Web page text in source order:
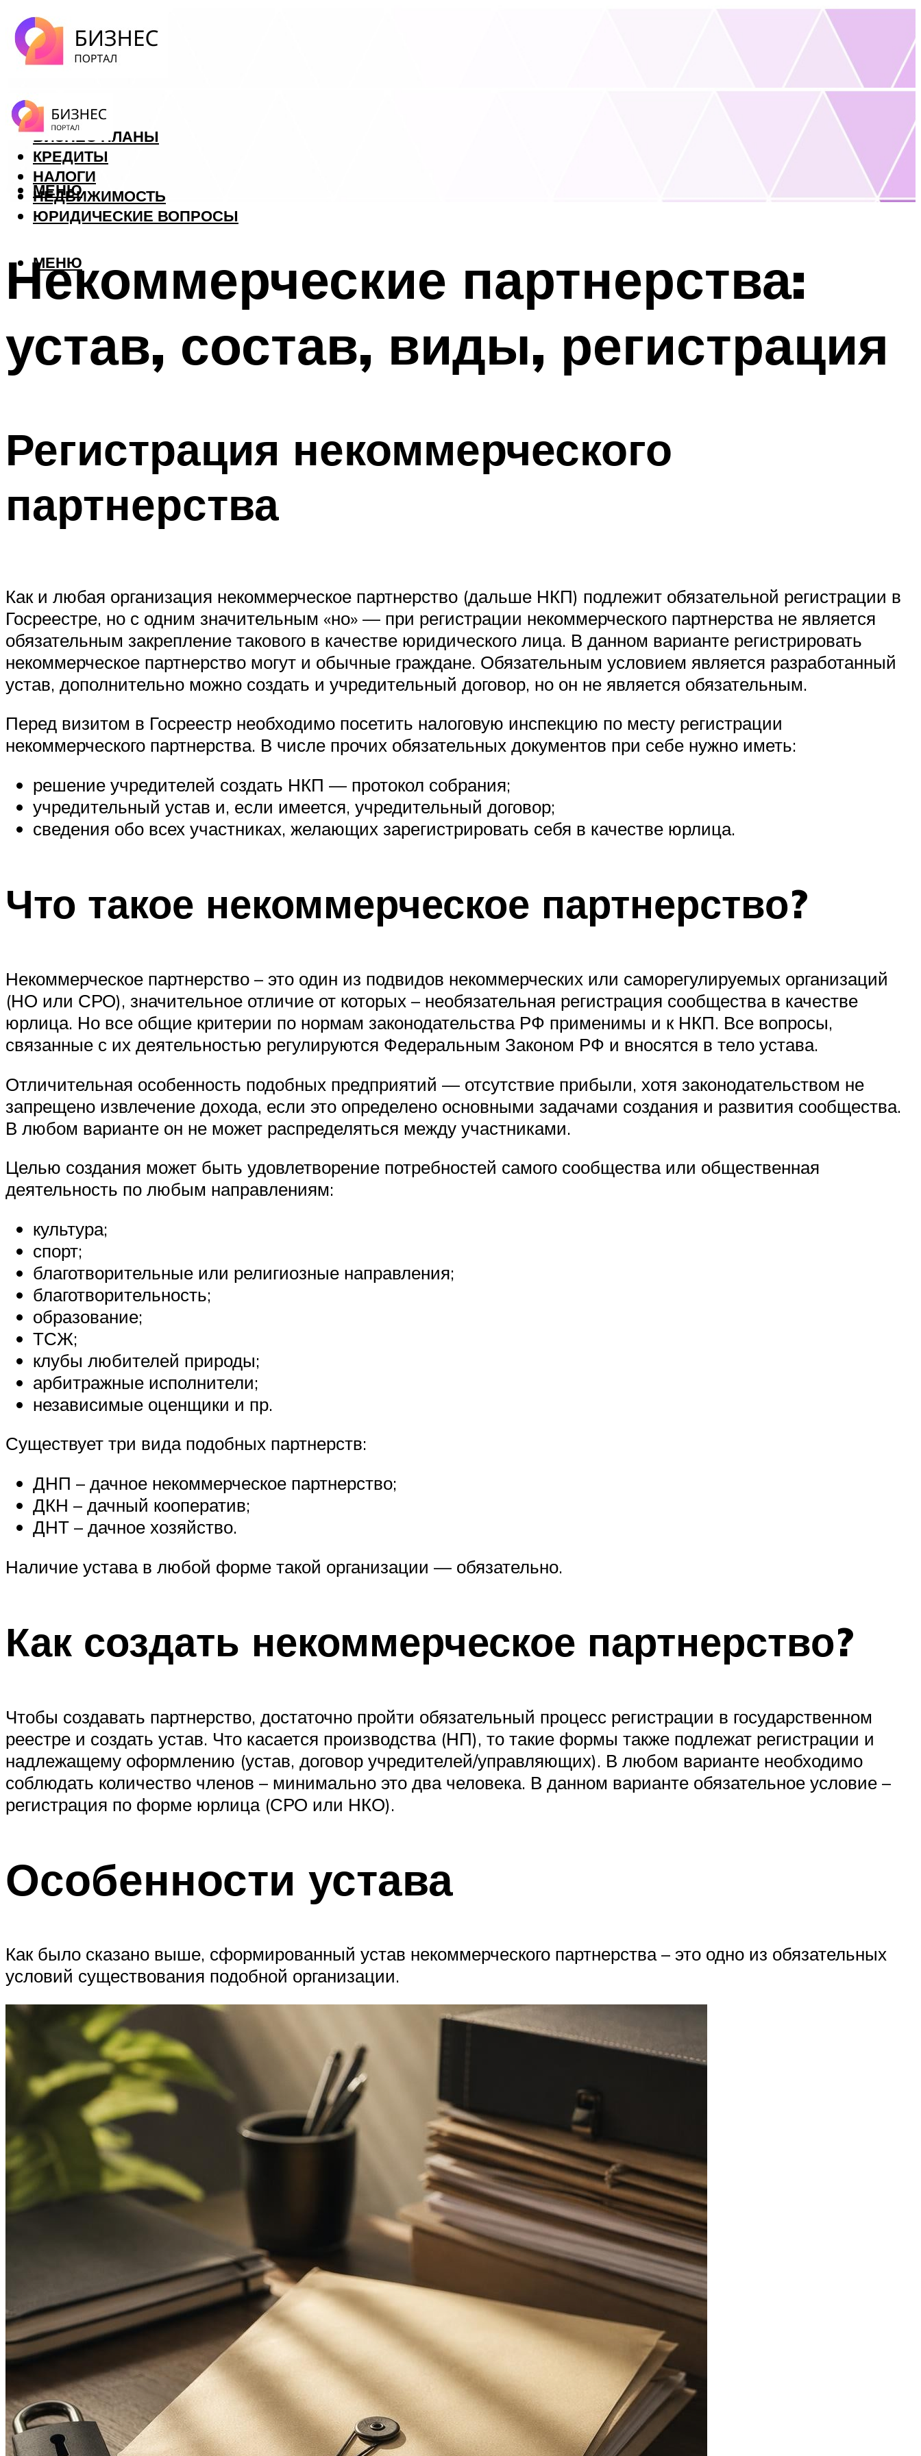
ФОРЕКС
БИЗНЕС ПЛАНЫ
КРЕДИТЫ
НАЛОГИ
НЕДВИЖИМОСТЬ
ЮРИДИЧЕСКИЕ ВОПРОСЫ
МЕНЮ
МЕНЮ
Некоммерческие партнерства:
устав, состав, виды, регистрация
Регистрация некоммерческого
партнерства
Как и любая организация некоммерческое партнерство (дальше НКП) подлежит обязательной регистрации в
Госреестре, но с одним значительным «но» — при регистрации некоммерческого партнерства не является
обязательным закрепление такового в качестве юридического лица. В данном варианте регистрировать
некоммерческое партнерство могут и обычные граждане. Обязательным условием является разработанный
устав, дополнительно можно создать и учредительный договор, но он не является обязательным.
Перед визитом в Госреестр необходимо посетить налоговую инспекцию по месту регистрации
некоммерческого партнерства. В числе прочих обязательных документов при себе нужно иметь:
решение учредителей создать НКП — протокол собрания;
учредительный устав и, если имеется, учредительный договор;
сведения обо всех участниках, желающих зарегистрировать себя в качестве юрлица.
Что такое некоммерческое партнерство?
Некоммерческое партнерство – это один из подвидов некоммерческих или саморегулируемых организаций
(НО или СРО), значительное отличие от которых – необязательная регистрация сообщества в качестве
юрлица. Но все общие критерии по нормам законодательства РФ применимы и к НКП. Все вопросы,
связанные с их деятельностью регулируются Федеральным Законом РФ и вносятся в тело устава.
Отличительная особенность подобных предприятий — отсутствие прибыли, хотя законодательством не
запрещено извлечение дохода, если это определено основными задачами создания и развития сообщества.
В любом варианте он не может распределяться между участниками.
Целью создания может быть удовлетворение потребностей самого сообщества или общественная
деятельность по любым направлениям:
культура;
спорт;
благотворительные или религиозные направления;
благотворительность;
образование;
ТСЖ;
клубы любителей природы;
арбитражные исполнители;
независимые оценщики и пр.
Существует три вида подобных партнерств:
ДНП – дачное некоммерческое партнерство;
ДКН – дачный кооператив;
ДНТ – дачное хозяйство.
Наличие устава в любой форме такой организации — обязательно.
Как создать некоммерческое партнерство?
Чтобы создавать партнерство, достаточно пройти обязательный процесс регистрации в государственном
реестре и создать устав. Что касается производства (НП), то такие формы также подлежат регистрации и
надлежащему оформлению (устав, договор учредителей/управляющих). В любом варианте необходимо
соблюдать количество членов – минимально это два человека. В данном варианте обязательное условие –
регистрация по форме юрлица (СРО или НКО).
Особенности устава
Как было сказано выше, сформированный устав некоммерческого партнерства – это одно из обязательных
условий существования подобной организации.